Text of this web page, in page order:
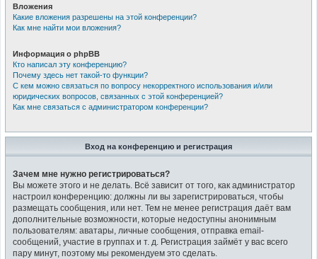
Вложения
Какие вложения разрешены на этой конференции?
Как мне найти мои вложения?
Информация о phpBB
Кто написал эту конференцию?
Почему здесь нет такой-то функции?
С кем можно связаться по вопросу некорректного использования и/или
юридических вопросов, связанных с этой конференцией?
Как мне связаться с администратором конференции?
Вход на конференцию и регистрация
Зачем мне нужно регистрироваться?
Вы можете этого и не делать. Всё зависит от того, как администратор
настроил конференцию: должны ли вы зарегистрироваться, чтобы
размещать сообщения, или нет. Тем не менее регистрация даёт вам
дополнительные возможности, которые недоступны анонимным
пользователям: аватары, личные сообщения, отправка email-
сообщений, участие в группах и т. д. Регистрация займёт у вас всего
пару минут, поэтому мы рекомендуем это сделать.